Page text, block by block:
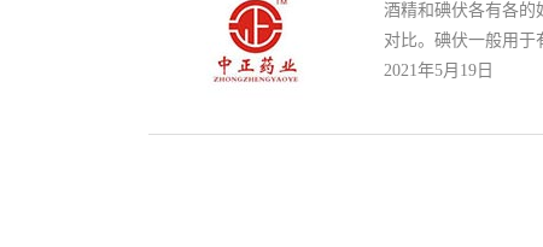
酒精和碘伏各有各
对比。碘伏一般用
2021年5月19日